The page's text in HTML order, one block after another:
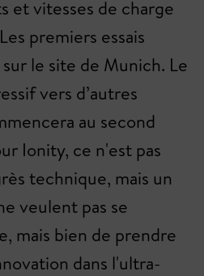
et vitesses de charge
premiers essais
le site de Munich. Le
vers d’autres
au second
Ionity, ce n'est pas
technique, mais un
veulent pas se
mais bien de prendre
dans l'ultra-